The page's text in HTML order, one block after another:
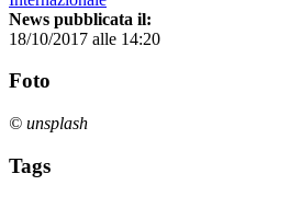
News pubblicata il:
18/10/2017 alle 14:20
Foto
© unsplash
Tags